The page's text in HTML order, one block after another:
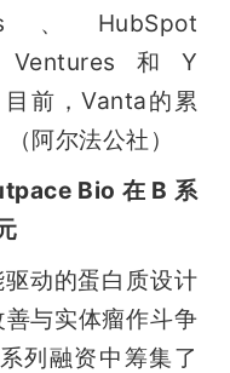
、HubSpot
Ventures和Y
前，Vanta的累
阿尔法公社）
Bio 在 B 系
动的蛋白质设计
与实体瘤作斗争
列融资中筹集了